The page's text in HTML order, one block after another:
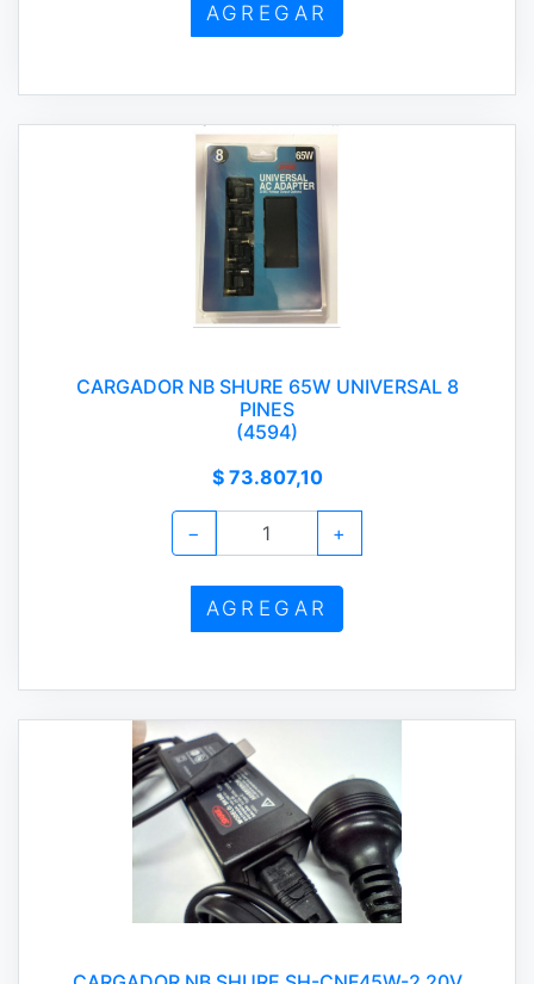
AGREGAR
CARGADOR NB SHURE 65W UNIVERSAL 8
PINES
(4594)
$ 73.807,10
− +
AGREGAR